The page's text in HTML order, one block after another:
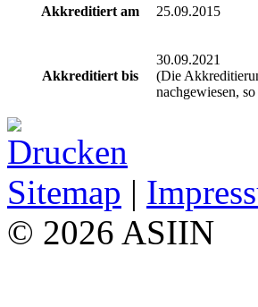
Akkreditiert am 25.09.2015
Akkreditiert bis
30.09.2021
(Die
nachgewiesen,
Sitemap |
© 2026 ASIIN